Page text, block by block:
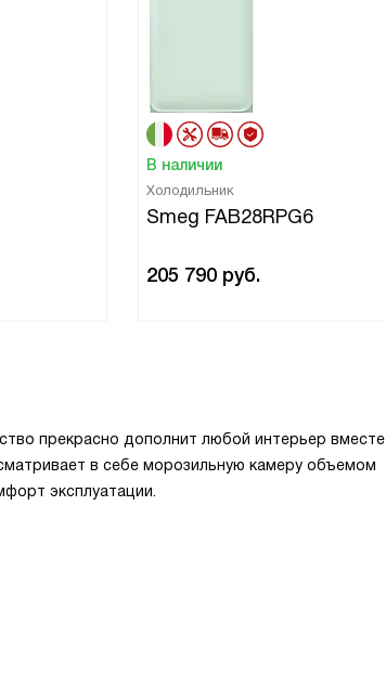
В наличии
Холодильник
Smeg FAB28RPG6
205 790 руб.
прекрасно дополнит любой интерьер вместе
в себе морозильную камеру объемом
эксплуатации.